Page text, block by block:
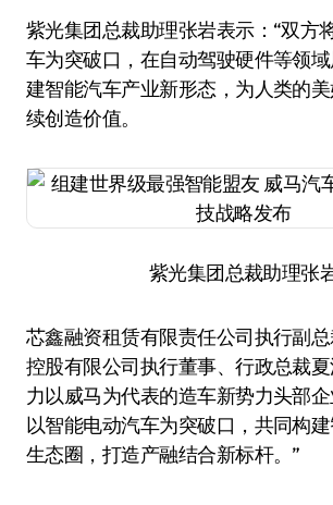
紫光集团总裁助理张岩表示：“双方
车为突破口，在自动驾驶硬件等领
建智能汽车产业新形态，为人类的
续创造价值。
紫光集团总裁助理张
芯鑫融资租赁有限责任公司执行副
控股有限公司执行董事、行政总裁
力以威马为代表的造车新势力头部企
以智能电动汽车为突破口，共同构
生态圈，打造产融结合新标杆。”